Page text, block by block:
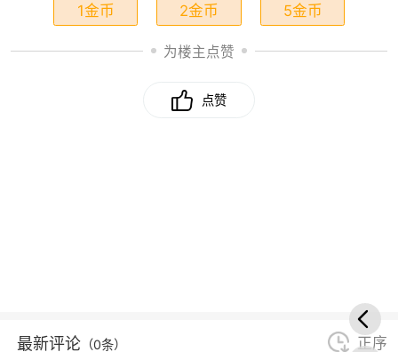
1金币 2金币 5金币
为楼主点赞
点赞
最新评论 （0条） 正序